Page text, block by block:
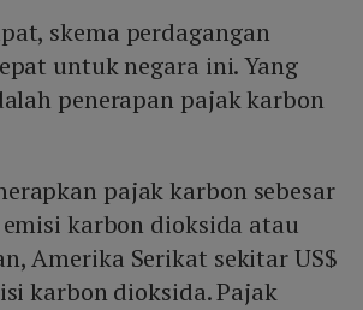
skema perdagangan
untuk negara ini. Yang
penerapan pajak karbon
pajak karbon sebesar
karbon dioksida atau
Amerika Serikat sekitar US$
karbon dioksida. Pajak